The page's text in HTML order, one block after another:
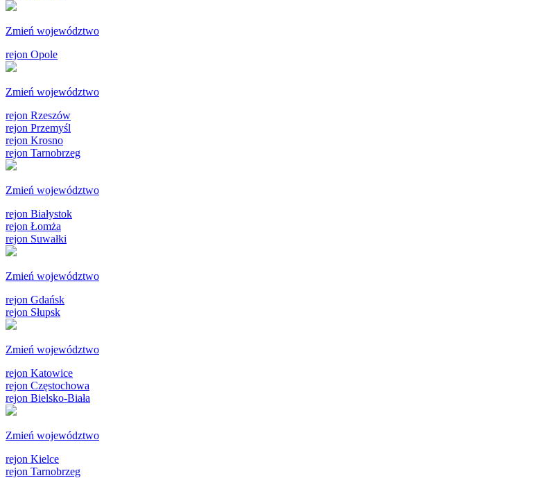
Zmień województwo
rejon Opole
Zmień województwo
rejon Rzeszów
rejon Przemyśl
rejon Krosno
rejon Tarnobrzeg
Zmień województwo
rejon Białystok
rejon Łomża
rejon Suwałki
Zmień województwo
rejon Gdańsk
rejon Słupsk
Zmień województwo
rejon Katowice
rejon Częstochowa
rejon Bielsko-Biała
Zmień województwo
rejon Kielce
rejon Tarnobrzeg